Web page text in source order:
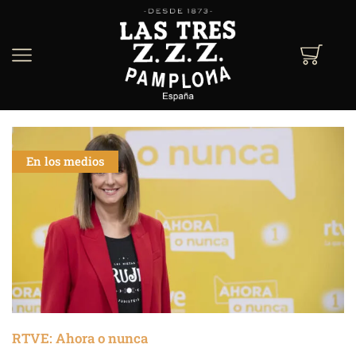
En los medios
RTVE: Ahora o nunca